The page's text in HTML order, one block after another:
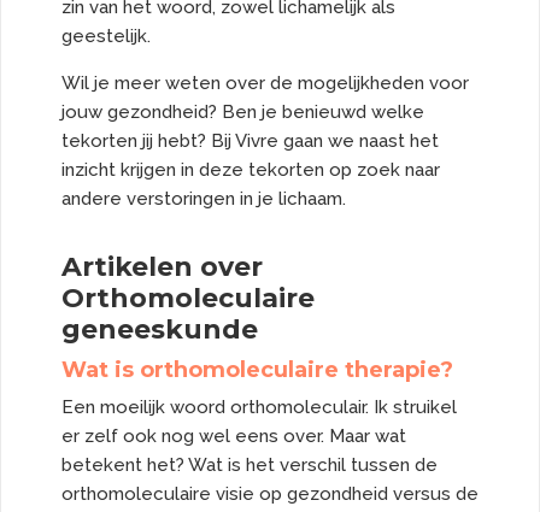
zin van het woord, zowel lichamelijk als
geestelijk.
Wil je meer weten over de mogelijkheden voor
jouw gezondheid? Ben je benieuwd welke
tekorten jij hebt? Bij Vivre gaan we naast het
inzicht krijgen in deze tekorten op zoek naar
andere verstoringen in je lichaam.
Artikelen over
Orthomoleculaire
geneeskunde
Wat is orthomoleculaire therapie?
Een moeilijk woord orthomoleculair. Ik struikel
er zelf ook nog wel eens over. Maar wat
betekent het? Wat is het verschil tussen de
orthomoleculaire visie op gezondheid versus de